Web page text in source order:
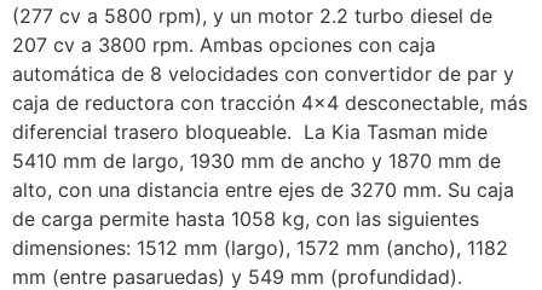
(277 cv a 5800 rpm), y un motor 2.2 turbo diesel de
207 cv a 3800 rpm. Ambas opciones con caja
automática de 8 velocidades con convertidor de par y
caja de reductora con tracción 4×4 desconectable, más
diferencial trasero bloqueable. La Kia Tasman mide
5410 mm de largo, 1930 mm de ancho y 1870 mm de
alto, con una distancia entre ejes de 3270 mm. Su caja
de carga permite hasta 1058 kg, con las siguientes
dimensiones: 1512 mm (largo), 1572 mm (ancho), 1182
mm (entre pasaruedas) y 549 mm (profundidad).